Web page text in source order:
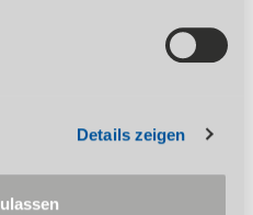
Details zeigen